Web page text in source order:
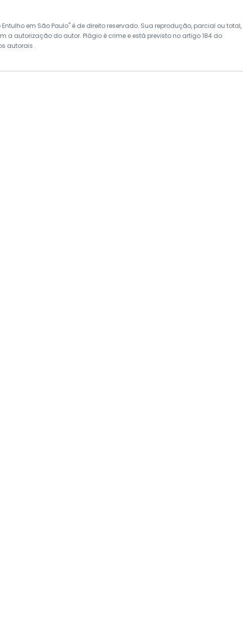
em São Paulo" é de direito reservado. Sua reprodução, parcial ou total,
a autorização do autor. Plágio é crime e está previsto no artigo 184 do
autorais .